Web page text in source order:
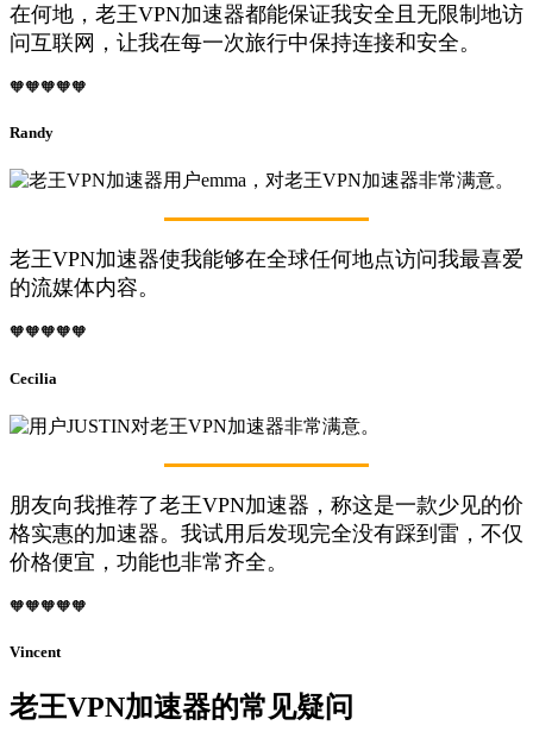
在何地，老王VPN加速器都能保证我安全且无限制地访
问互联网，让我在每一次旅行中保持连接和安全。
🧡🧡🧡🧡🧡
Randy
老王VPN加速器使我能够在全球任何地点访问我最喜爱
的流媒体内容。
🧡🧡🧡🧡🧡
Cecilia
朋友向我推荐了老王VPN加速器，称这是一款少见的价
格实惠的加速器。我试用后发现完全没有踩到雷，不仅
价格便宜，功能也非常齐全。
🧡🧡🧡🧡🧡
Vincent
老王VPN加速器的常见疑问